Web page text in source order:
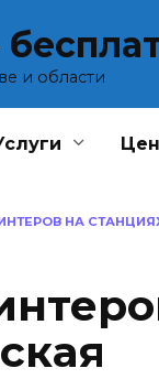
и области
НА